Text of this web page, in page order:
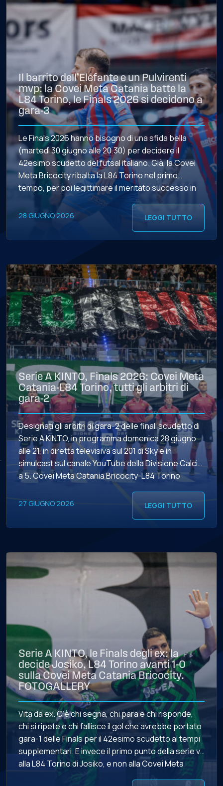
Il barrito dell’Elefante e un Pulvirenti
mvp: la Covei Meta Catania batte la
L84 Torino, le Finals 2026 si decidono a
gara-3
Le Finals 2026 hanno bisogno di una sfida bella
(martedì 30 giugno alle 20.30) per decidere il
42esimo scudetto del futsal italiano. Già, la Covei
Meta Bricocity ribalta la L84 Torino nel primo
tempo, per poi legittimare il meritato successo in
una super ripresa, grazie al barrito dell’Elefante
che si eleva da un ribollente PalaCatania, […]
28 GIUGNO 2026 LEGGI TUTTO
Serie A KINTO, Finals 2026: Covei Meta
Catania-L84 Torino, tutti gli arbitri di
gara-2
Designati gli arbitri di gara-2 delle finali scudetto di
Serie A KINTO, in programma domenica 28 giugno
alle 21, in diretta televisiva sul 201 di Sky e in
simulcast sul canale YouTube della Divisione Calcio
a 5. Covei Meta Catania Bricocity-L84 Torino
Romano di Nola, Francesco Saverio […]
27 GIUGNO 2026 LEGGI TUTTO
Serie A KINTO, le Finals degli ex: la
decide Josiko, L84 Torino avanti 1-0
sulla Covei Meta Catania Bricocity.
FOTOGALLERY
Vita da ex. C’è chi segna, chi para e chi risponde,
chi si ripete e chi fallisce il gol che avrebbe portato
gara-1 delle Finals per il 42esimo scudetto ai tempi
supplementari. E invece il primo punto della serie va
alla L84 Torino di Josiko, e non alla Covei Meta
Catania Bricocity di Pedro Siqueira, […]